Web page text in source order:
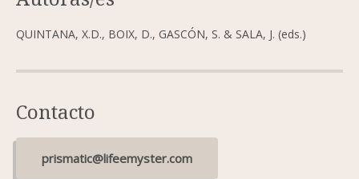
QUINTANA, X.D., BOIX, D., GASCÓN, S. & SALA, J. (eds.)
Contacto
prismatic@lifeemyster.com